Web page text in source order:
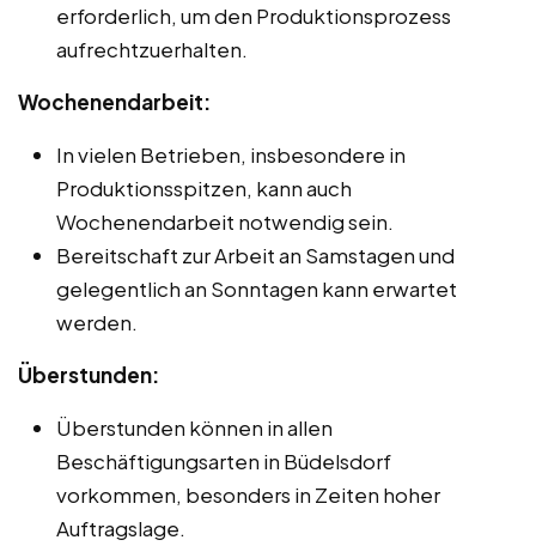
erforderlich, um den Produktionsprozess
aufrechtzuerhalten.
Wochenendarbeit:
In vielen Betrieben, insbesondere in
Produktionsspitzen, kann auch
Wochenendarbeit notwendig sein.
Bereitschaft zur Arbeit an Samstagen und
gelegentlich an Sonntagen kann erwartet
werden.
Überstunden:
Überstunden können in allen
Beschäftigungsarten in Büdelsdorf
vorkommen, besonders in Zeiten hoher
Auftragslage.